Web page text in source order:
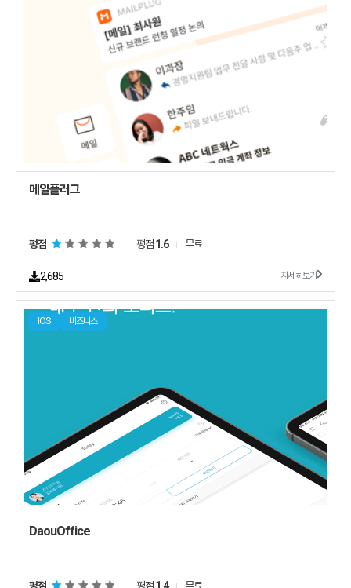
메일플러그
평점 평점1.6 무료
2,685 자세히보기
IOS 비즈니스
DaouOffice